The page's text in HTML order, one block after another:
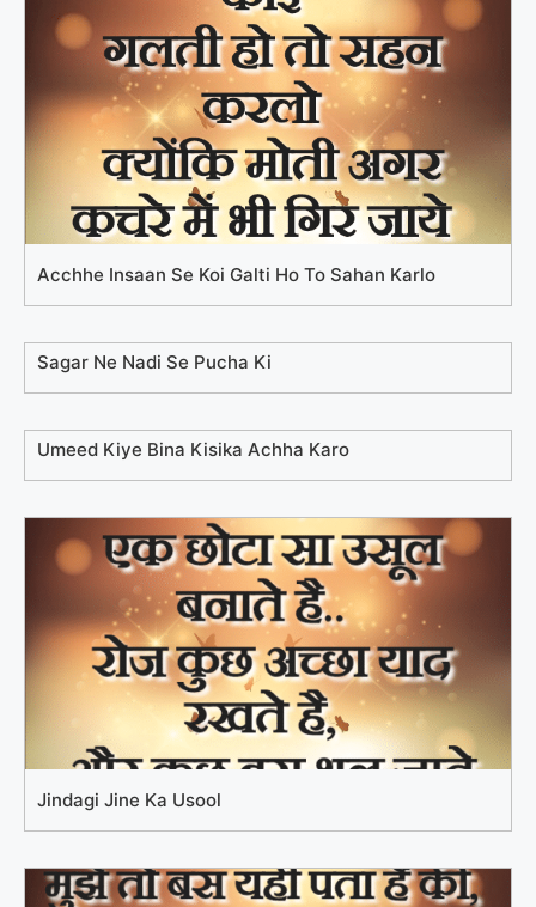
Acchhe Insaan Se Koi Galti Ho To Sahan Karlo
Sagar Ne Nadi Se Pucha Ki
Umeed Kiye Bina Kisika Achha Karo
Jindagi Jine Ka Usool